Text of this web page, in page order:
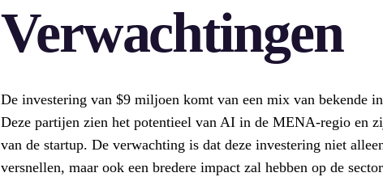
Verwachtingen
De investering van $9 miljoen komt van een mix van bekende
Deze partijen zien het potentieel van AI in de MENA-regio en
van de startup. De verwachting is dat deze investering niet
versnellen, maar ook een bredere impact zal hebben op de